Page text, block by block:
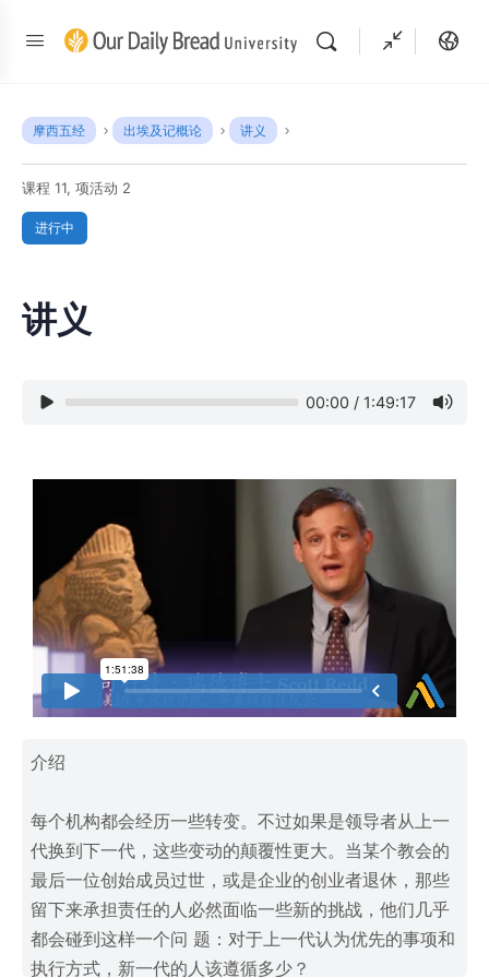
摩西五经 出埃及记概论 讲义
课程 11, 项活动 2
进行中
讲义
00:00 / 1:49:17
介绍
每个机构都会经历一些转变。不过如果是领导者从上一
代换到下一代，这些变动的颠覆性更大。当某个教会的
最后一位创始成员过世，或是企业的创业者退休，那些
留下来承担责任的人必然面临一些新的挑战，他们几乎
都会碰到这样一个问 题：对于上一代认为优先的事项和
执行方式，新一代的人该遵循多少？